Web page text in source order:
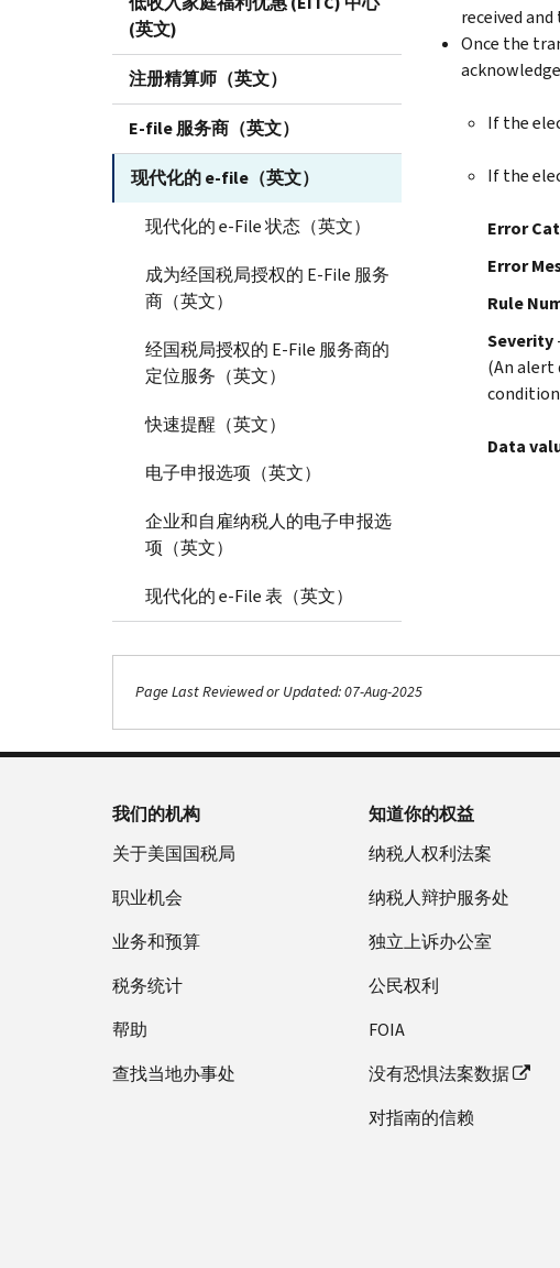
(英文)
注册精算师（英文）
E-file 服务商（英文）
现代化的 e-file（英文）
现代化的 e-File 状态（英文）
成为经国税局授权的 E-File 服务
商（英文）
经国税局授权的 E-File 服务商的
定位服务（英文）
快速提醒（英文）
电子申报选项（英文）
企业和自雇纳税人的电子申报选
项（英文）
现代化的 e-File 表（英文）
received
Once the
If the
If the
Error
Error
Rule
Severity
(An alert
Data
Page Last Reviewed or Updated: 07-Aug-2025
我们的机构
关于美国国税局
职业机会
业务和预算
税务统计
帮助
查找当地办事处
知道你的权益
纳税人权利法案
纳税人辩护服务处
独立上诉办公室
公民权利
FOIA
没有恐惧法案数据
对指南的信赖